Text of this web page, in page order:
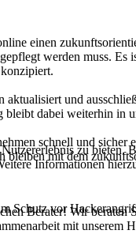
einen
werden muss. Es
aktualisiert und
dabei weiterhin in
schnell und sicher
bleiben mit dem
Berater! Wir
mit unserem
zu
Informationen
vor